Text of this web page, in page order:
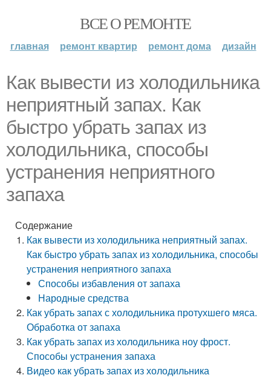
ВСЕ О РЕМОНТЕ
главная ремонт квартир ремонт дома дизайн
Как вывести из холодильника
неприятный запах. Как
быстро убрать запах из
холодильника, способы
устранения неприятного
запаха
Содержание
Как вывести из холодильника неприятный запах.
Как быстро убрать запах из холодильника, способы
устранения неприятного запаха
Способы избавления от запаха
Народные средства
Как убрать запах с холодильника протухшего мяса.
Обработка от запаха
Как убрать запах из холодильника ноу фрост.
Способы устранения запаха
Видео как убрать запах из холодильника